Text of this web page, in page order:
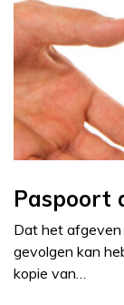
Paspoort
Dat het
gevolgen kan
kopie van…